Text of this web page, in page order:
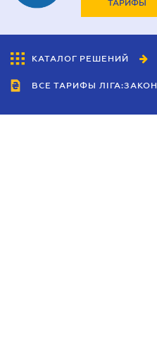
ТАРИФЫ
КАТАЛОГ РЕШЕНИЙ
ВСЕ ТАРИФЫ ЛІГА:ЗАКОН